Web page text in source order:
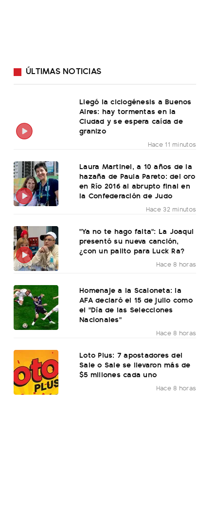
ÚLTIMAS NOTICIAS
Llegó la ciclogénesis a Buenos
Aires: hay tormentas en la
Ciudad y se espera caída de
granizo
Hace 11 minutos
Laura Martinel, a 10 años de la
hazaña de Paula Pareto: del oro
en Río 2016 al abrupto final en
la Confederación de Judo
Hace 32 minutos
"Ya no te hago falta": La Joaqui
presentó su nueva canción,
¿con un palito para Luck Ra?
Hace 8 horas
Homenaje a la Scaloneta: la
AFA declaró el 15 de julio como
el "Día de las Selecciones
Nacionales"
Hace 8 horas
Loto Plus: 7 apostadores del
Sale o Sale se llevaron más de
$5 millones cada uno
Hace 8 horas